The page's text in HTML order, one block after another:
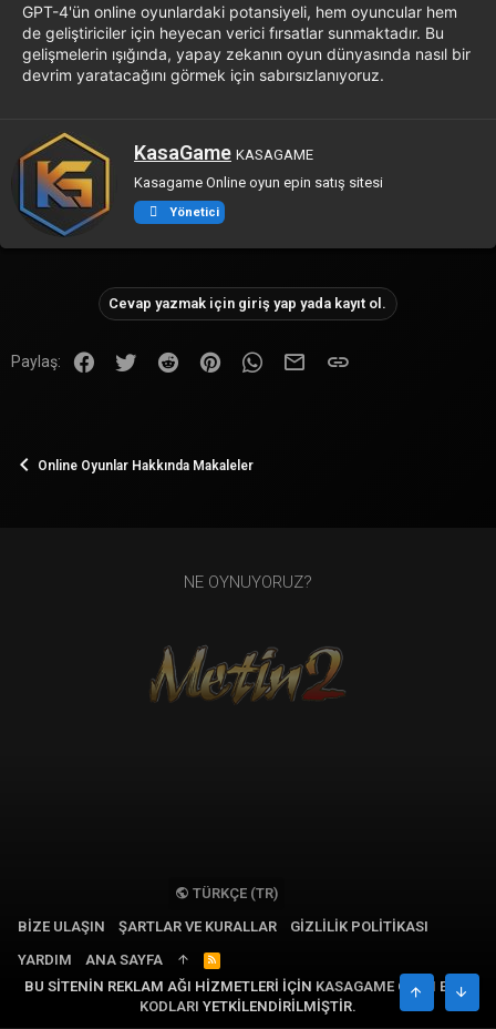
GPT-4'ün online oyunlardaki potansiyeli, hem oyuncular hem
de geliştiriciler için heyecan verici fırsatlar sunmaktadır. Bu
gelişmelerin ışığında, yapay zekanın oyun dünyasında nasıl bir
devrim yaratacağını görmek için sabırsızlanıyoruz.
Y
a
z
a
r
KasaGame KASAGAME
Kasagame Online oyun epin satış sitesi
Yönetici
Cevap yazmak için giriş yap yada kayıt ol.
Paylaş: FacebookTwitter Reddit PinterestWhatsApp
E-posta
Online Oyunlar Hakkında Makaleler
NE OYNUYORUZ?
TÜRKÇE (TR)
BIZE ULAŞIN
ŞARTLAR VE KURALLAR
GIZLILIK POLITIKASI
YARDIM
ANA SAYFA
R
S
S
BU SITENIN REKLAM AĞI HIZMETLERI IÇIN KASAGAME OYUN EPIN
KODLARI YETKILENDIRILMIŞTIR. ÜST ALT